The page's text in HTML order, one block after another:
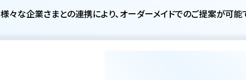
様々な企業さまとの連携により、オーダーメイドでのご提案が可能